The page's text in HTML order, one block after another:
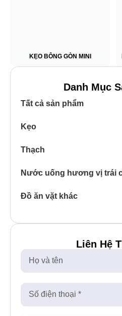
KẸO BÔNG GÒN MINI
Danh Mục
Tất cả sản phẩm
Kẹo
Thạch
Nước uống hương vị trái
Đồ ăn vặt khác
Liên Hệ